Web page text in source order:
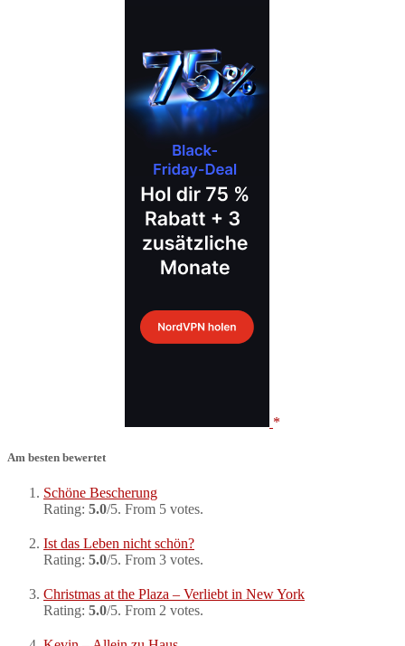
Am besten bewertet
Schöne Bescherung
Rating: 5.0/5. From 5 votes.
Ist das Leben nicht schön?
Rating: 5.0/5. From 3 votes.
Christmas at the Plaza – Verliebt in New York
Rating: 5.0/5. From 2 votes.